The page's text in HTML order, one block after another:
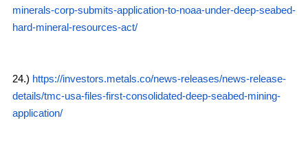
minerals-corp-submits-application-to-noaa-under-deep-seabed-
hard-mineral-resources-act/
24.) https://investors.metals.co/news-releases/news-release-
details/tmc-usa-files-first-consolidated-deep-seabed-mining-
application/